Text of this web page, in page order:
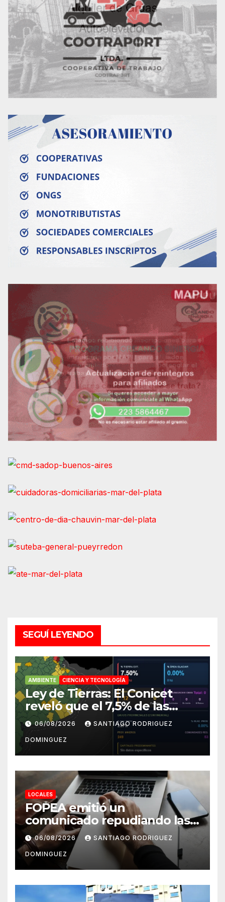
SEGUÍ LEYENDO
AMBIENTE CIENCIA Y TECNOLOGÍA
Ley de Tierras: El Conicet
reveló que el 7,5% de las
tierras rurales de Mar del
Plata pertenecen a
extranjeros
06/08/2026 SANTIAGO RODRIGUEZ
DOMINGUEZ
LOCALES
FOPEA emitió un
comunicado repudiando las
cuentas pseudo periodísticas
de Instagram en Mar del
Plata
06/08/2026 SANTIAGO RODRIGUEZ
DOMINGUEZ